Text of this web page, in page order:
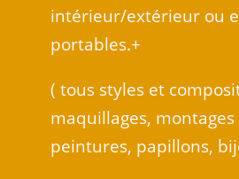
intérieur/extérieur ou
portables.+
( tous styles et
maquillages,
peintures, papillons,